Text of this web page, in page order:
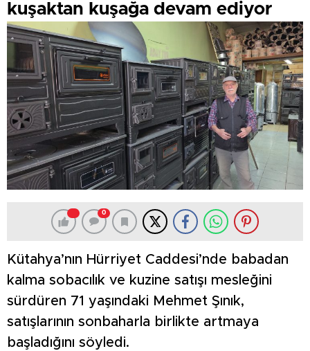
kuşaktan kuşağa devam ediyor
0
Kütahya’nın Hürriyet Caddesi’nde babadan
kalma sobacılık ve kuzine satışı mesleğini
sürdüren 71 yaşındaki Mehmet Şınık,
satışlarının sonbaharla birlikte artmaya
başladığını söyledi.